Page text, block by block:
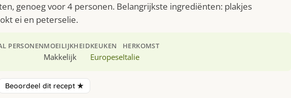
genoeg voor 4 personen. Belangrijkste ingrediënten: plakjes
ei en peterselie.
PERSONENMOEILIJKHEID
Makkelijk
KEUKEN
Europese
HERKOMST
Italie
Beoordeel dit recept ★